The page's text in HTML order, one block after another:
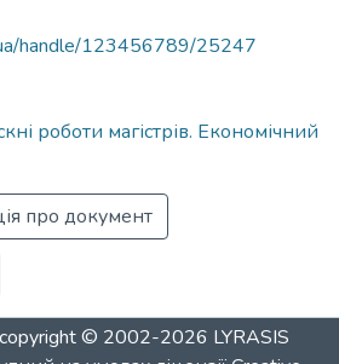
handle/123456789/25247
роботи магістрів. Економічний
про документ
copyright © 2002-2026 LYRASIS